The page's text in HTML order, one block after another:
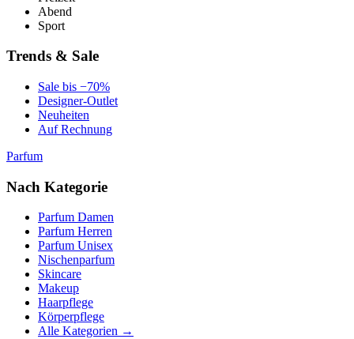
Abend
Sport
Trends & Sale
Sale bis −70%
Designer-Outlet
Neuheiten
Auf Rechnung
Parfum
Nach Kategorie
Parfum Damen
Parfum Herren
Parfum Unisex
Nischenparfum
Skincare
Makeup
Haarpflege
Körperpflege
Alle Kategorien →